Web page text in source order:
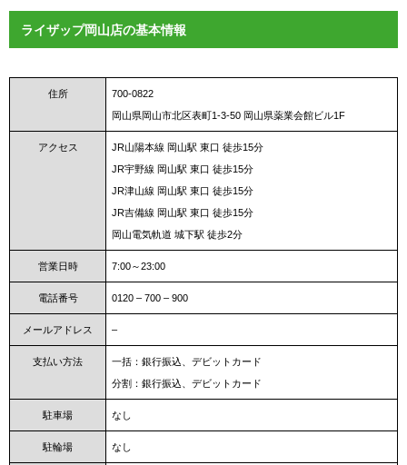
ライザップ岡山店の基本情報
住所
700-0822
岡山県岡山市北区表町1-3-50 岡山県薬業会館ビル1F
アクセス
JR山陽本線 岡山駅 東口 徒歩15分
JR宇野線 岡山駅 東口 徒歩15分
JR津山線 岡山駅 東口 徒歩15分
JR吉備線 岡山駅 東口 徒歩15分
岡山電気軌道 城下駅 徒歩2分
営業日時 7:00～23:00
電話番号 0120 – 700 – 900
メールアドレス –
支払い方法
一括：銀行振込、デビットカード
分割：銀行振込、デビットカード
駐車場 なし
駐輪場 なし